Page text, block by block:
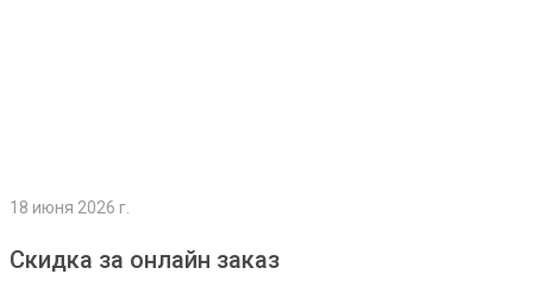
18 июня 2026 г.
Скидка за онлайн заказ